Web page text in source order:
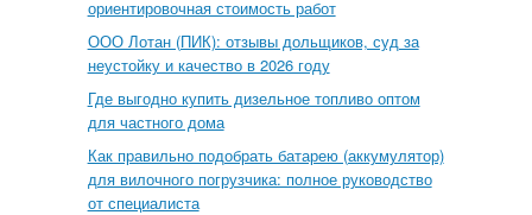
ориентировочная стоимость работ
ООО Лотан (ПИК): отзывы дольщиков, суд за
неустойку и качество в 2026 году
Где выгодно купить дизельное топливо оптом
для частного дома
Как правильно подобрать батарею (аккумулятор)
для вилочного погрузчика: полное руководство
от специалиста